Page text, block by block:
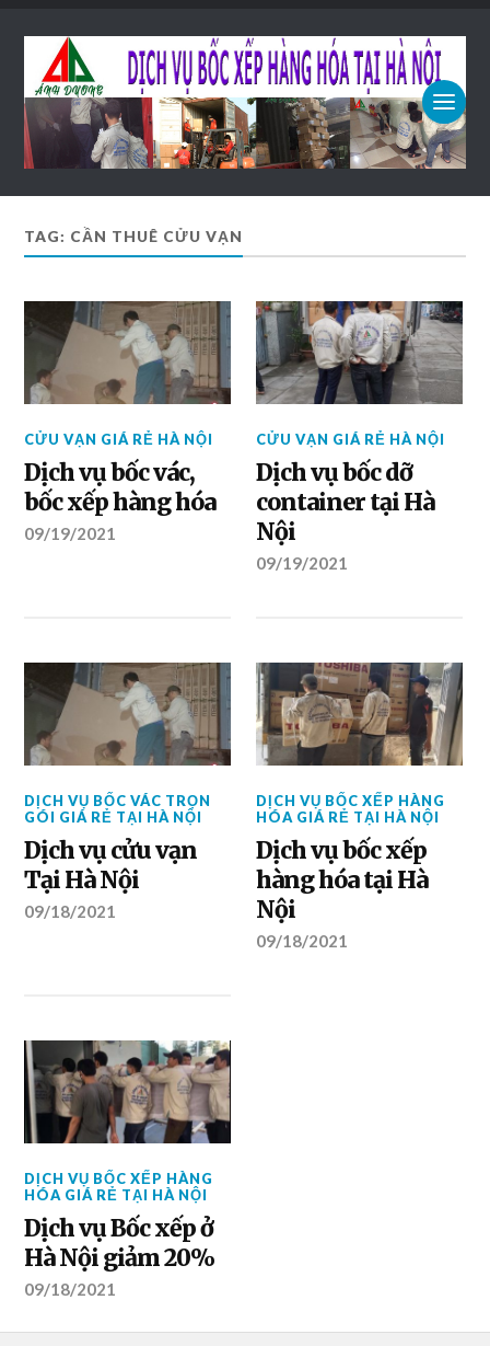
TAG: CẦN THUÊ CỬU VẠN
CỬU VẠN GIÁ RẺ HÀ NỘI
Dịch vụ bốc vác,
bốc xếp hàng hóa
09/19/2021
CỬU VẠN GIÁ RẺ HÀ NỘI
Dịch vụ bốc dỡ
container tại Hà
Nội
09/19/2021
DỊCH VỤ BỐC VÁC TRỌN
GÓI GIÁ RẺ TẠI HÀ NỘI
Dịch vụ cửu vạn
Tại Hà Nội
09/18/2021
DỊCH VỤ BỐC XẾP HÀNG
HÓA GIÁ RẺ TẠI HÀ NỘI
Dịch vụ bốc xếp
hàng hóa tại Hà
Nội
09/18/2021
DỊCH VỤ BỐC XẾP HÀNG
HÓA GIÁ RẺ TẠI HÀ NỘI
Dịch vụ Bốc xếp ở
Hà Nội giảm 20%
09/18/2021